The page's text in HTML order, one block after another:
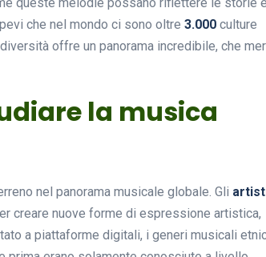
queste melodie possano riflettere le storie
che nel mondo ci sono oltre 3.000 culture
offre un panorama incredibile, che
la musica
nel panorama musicale globale. Gli
creare nuove forme di espressione artistica,
a piattaforme digitali, i generi musicali